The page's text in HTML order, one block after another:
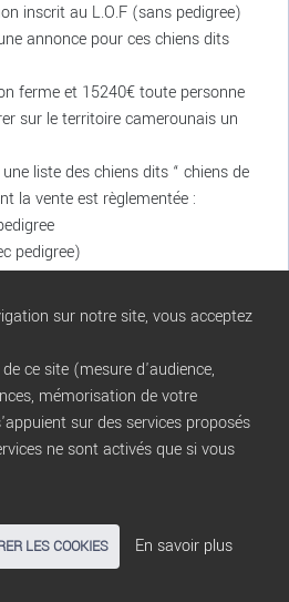
inscrit au L.O.F (sans pedigree)
annonce pour ces chiens dits
ferme et 15240€ toute personne
sur le territoire camerounais un
liste des chiens dits “ chiens de
la vente est règlementée :
pedigree)
au L.O.F (avec pedigree)
au L.O.F (avec pedigree)
au L.O.F (avec pedigree)
que des animaux qui sont sur
annonces de taxidermie et de
sur des espèces de faune sauvage
faune et de flore sauvages
inscrites aux annexes de la
sur notre site, vous acceptez
ce site (mesure d'audience,
mémorisation de votre
sur des services proposés
ne sont activés que si vous
LES COOKIES En savoir plus